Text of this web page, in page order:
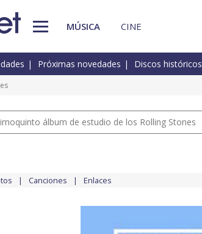
MÚSICA CINE
Próximas novedades Discos históricos
álbum de estudio de los Rolling Stones
Canciones Enlaces